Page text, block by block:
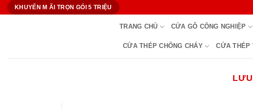
Bỏ
KHUYẾN M ÃI TRỌN GÓI 5 TRIỆU
TRANG CHỦ CỬA GỖ CÔNG NGHIỆP
CỬA THÉP CHỐNG CHÁY CỬA THÉP